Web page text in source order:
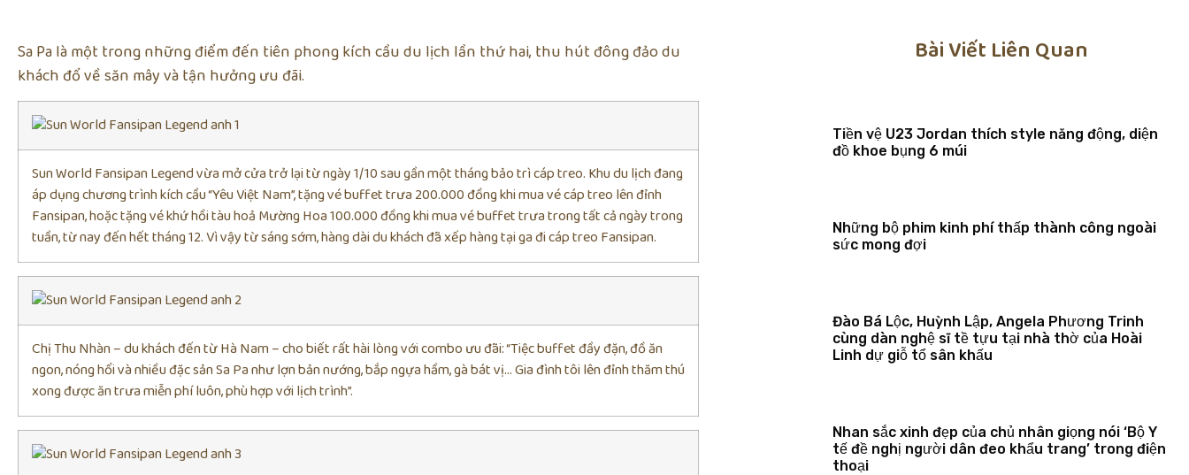
Sa Pa là một trong những điểm đến tiên phong kích cầu du lịch lần thứ hai, thu hút đông đảo du
khách đổ về săn mây và tận hưởng ưu đãi.
Sun World Fansipan Legend vừa mở cửa trở lại từ ngày 1/10 sau gần một tháng bảo trì cáp treo. Khu du lịch đang
áp dụng chương trình kích cầu “Yêu Việt Nam”, tặng vé buffet trưa 200.000 đồng khi mua vé cáp treo lên đỉnh
Fansipan, hoặc tặng vé khứ hồi tàu hoả Mường Hoa 100.000 đồng khi mua vé buffet trưa trong tất cả ngày trong
tuần, từ nay đến hết tháng 12. Vì vậy từ sáng sớm, hàng dài du khách đã xếp hàng tại ga đi cáp treo Fansipan.
Chị Thu Nhàn – du khách đến từ Hà Nam – cho biết rất hài lòng với combo ưu đãi: “Tiệc buffet đầy đặn, đồ ăn
ngon, nóng hổi và nhiều đặc sản Sa Pa như lợn bản nướng, bắp ngựa hầm, gà bát vị… Gia đình tôi lên đỉnh thăm thú
xong được ăn trưa miễn phí luôn, phù hợp với lịch trình”.
Bài Viết Liên Quan
Tiền vệ U23 Jordan thích style năng động, diện
đồ khoe bụng 6 múi
Những bộ phim kinh phí thấp thành công ngoài
sức mong đợi
Đào Bá Lộc, Huỳnh Lập, Angela Phương Trinh
cùng dàn nghệ sĩ tề tựu tại nhà thờ của Hoài
Linh dự giỗ tổ sân khấu
Nhan sắc xinh đẹp của chủ nhân giọng nói ‘Bộ Y
tế đề nghị người dân đeo khẩu trang’ trong điện
thoại